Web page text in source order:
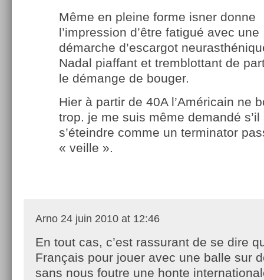
Même en pleine forme isner donne
l’impression d’être fatigué avec une
démarche d’escargot
Nadal piaffant et tremblottant de
le démange de bouger.
Hier à partir de 40A l’Américain ne
trop. je me suis même demandé
s’éteindre comme un terminator
« veille ».
Arno 24 juin 2010 at 12:46
En tout cas, c’est rassurant de se dire
Français pour jouer avec une balle sur
sans nous foutre une honte